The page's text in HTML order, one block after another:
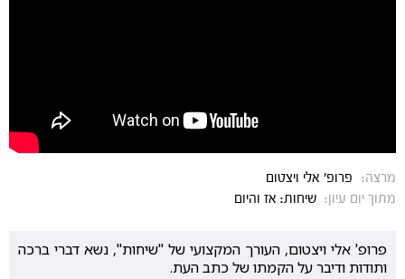
מרצה:
פרופ' אלי ויצטום
מתוך יום עיון: שיחות: אז והיום
פרופ' אלי ויצטום, העורך המקצועי של "שיחות", נשא דברי ברכה
ותודות ודיבר על הקמתו של כתב העת.